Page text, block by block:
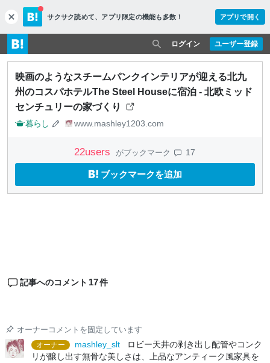
c
l
o
s
e
サクサク読めて、 アプリ限定の機能も多数！ アプリで開く
ユーザー登録
ログイン
映画のようなスチームパンクインテリアが迎える北九
州のコスパホテルThe Steel Houseに宿泊 - 北欧ミッド
センチュリーの家づくり
暮らし www.mashley1203.com
22users がブックマーク 17
ブックマークを追加
記事へのコメント 17件
オーナーコメントを固定しています
オーナー
mashley_slt
ロビー天井の剥き出し配管やコンク
リが醸し出す無骨な美しさは、上品なアンティーク風家具を